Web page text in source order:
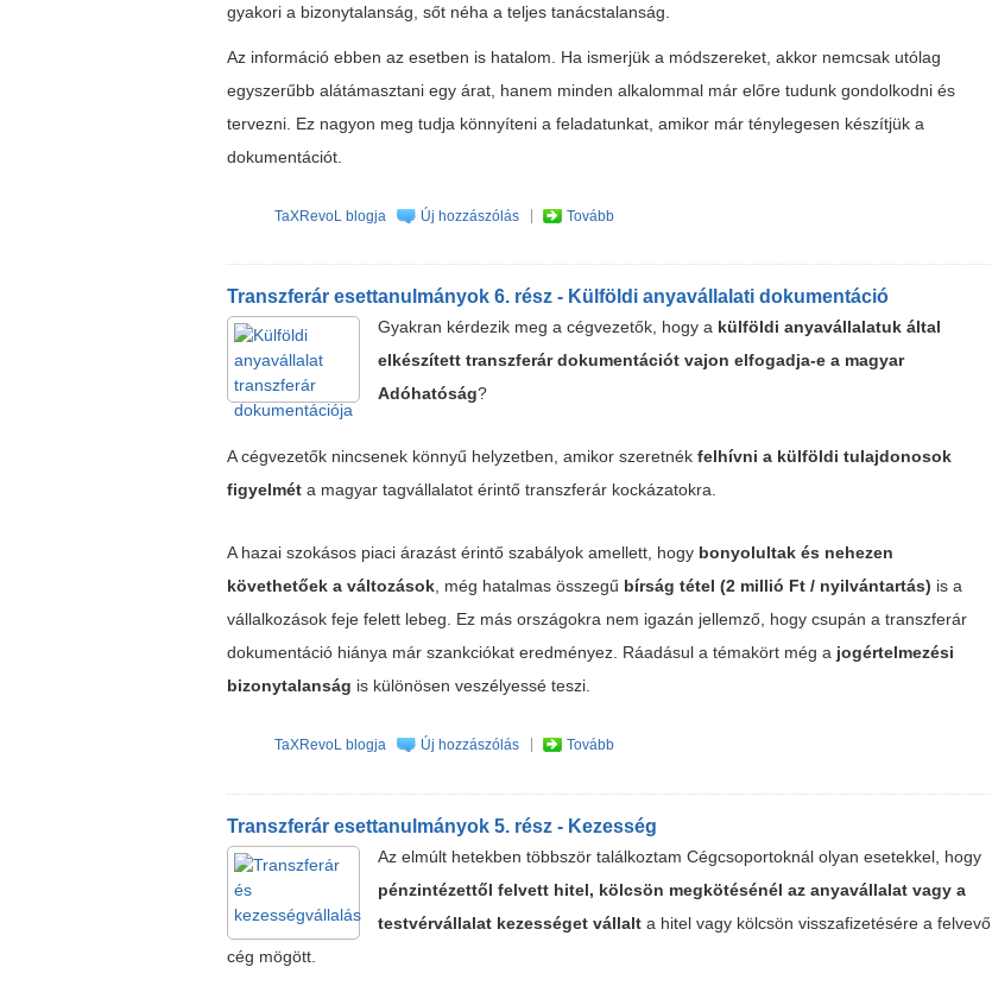
gyakori a bizonytalanság, sőt néha a teljes tanácstalanság.
Az információ ebben az esetben is hatalom. Ha ismerjük a módszereket, akkor nemcsak utólag
egyszerűbb alátámasztani egy árat, hanem minden alkalommal már előre tudunk gondolkodni és
tervezni. Ez nagyon meg tudja könnyíteni a feladatunkat, amikor már ténylegesen készítjük a
dokumentációt.
TaXRevoL blogja Új hozzászólás Tovább
Transzferár esettanulmányok 6. rész - Külföldi anyavállalati dokumentáció
Gyakran kérdezik meg a cégvezetők, hogy a külföldi anyavállalatuk által
elkészített transzferár dokumentációt vajon elfogadja-e a magyar
Adóhatóság?
A cégvezetők nincsenek könnyű helyzetben, amikor szeretnék felhívni a külföldi tulajdonosok
figyelmét a magyar tagvállalatot érintő transzferár kockázatokra.
A hazai szokásos piaci árazást érintő szabályok amellett, hogy bonyolultak és nehezen
követhetőek a változások , még hatalmas összegű bírság tétel (2 millió Ft / nyilvántartás) is a
vállalkozások feje felett lebeg. Ez más országokra nem igazán jellemző, hogy csupán a transzferár
dokumentáció hiánya már szankciókat eredményez. Ráadásul a témakört még a jogértelmezési
bizonytalanság is különösen veszélyessé teszi.
TaXRevoL blogja Új hozzászólás Tovább
Transzferár esettanulmányok 5. rész - Kezesség
Az elmúlt hetekben többször találkoztam Cégcsoportoknál olyan esetekkel, hogy
pénzintézettől felvett hitel, kölcsön megkötésénél az anyavállalat vagy a
testvérvállalat kezességet vállalt a hitel vagy kölcsön visszafizetésére a felvevő
cég mögött.